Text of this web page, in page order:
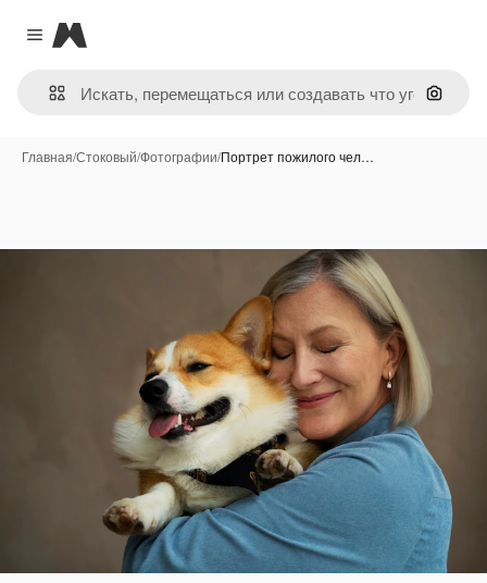
Close menu
Magnific
Поиск
Главная/Стоковый/Фотографии/Портрет пожилого чел…